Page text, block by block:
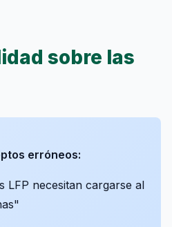
sobre las
erróneos:
LFP necesitan cargarse al